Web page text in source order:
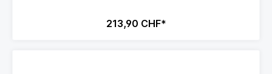
213,90 CHF*